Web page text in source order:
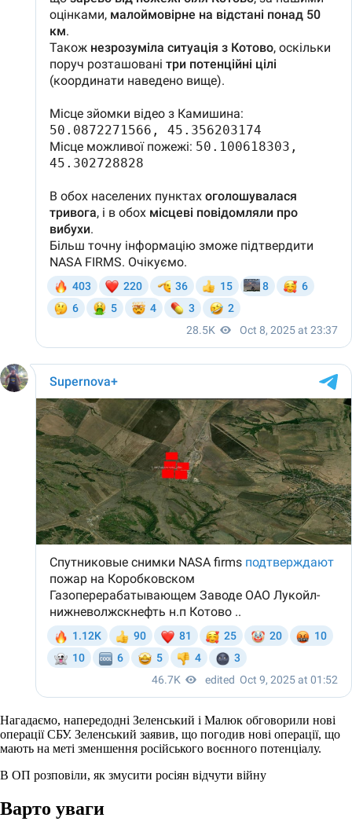
Нагадаємо, напередодні Зеленський і Малюк обговорили нові
операції СБУ. Зеленський заявив, що погодив нові операції, що
мають на меті зменшення російського воєнного потенціалу.
В ОП розповіли, як змусити росіян відчути війну
Варто уваги